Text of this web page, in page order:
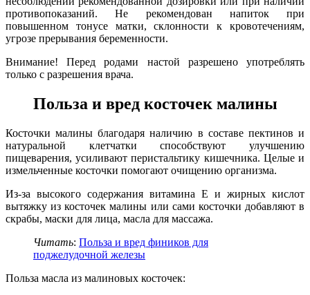
противопоказаний. Не рекомендован напиток при
повышенном тонусе матки, склонности к кровотечениям,
угрозе прерывания беременности.
Внимание! Перед родами настой разрешено употреблять
только с разрешения врача.
Польза и вред косточек малины
Косточки малины благодаря наличию в составе пектинов и
натуральной клетчатки способствуют улучшению
пищеварения, усиливают перистальтику кишечника. Целые и
измельченные косточки помогают очищению организма.
Из-за высокого содержания витамина Е и жирных кислот
вытяжку из косточек малины или сами косточки добавляют в
скрабы, маски для лица, масла для массажа.
Читать: Польза и вред фиников для
поджелудочной железы
Польза масла из малиновых косточек: